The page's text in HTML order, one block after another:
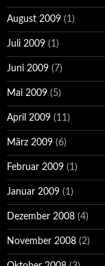
August 2009 (1)
Juli 2009 (1)
Juni 2009 (7)
Mai 2009 (5)
April 2009 (11)
März 2009 (6)
Februar 2009 (1)
Januar 2009 (1)
Dezember 2008 (4)
November 2008 (2)